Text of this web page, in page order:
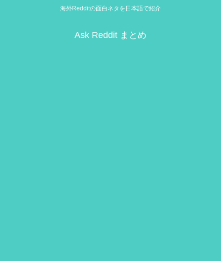
海外Redditの面白ネタを日本語で紹介
Ask Reddit まとめ